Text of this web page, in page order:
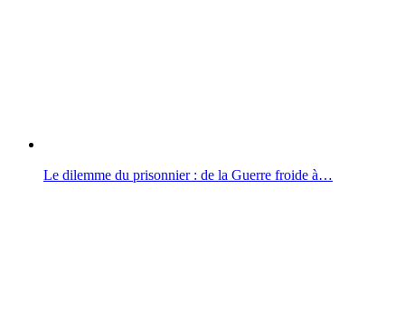
Le dilemme du prisonnier : de la Guerre froide à…